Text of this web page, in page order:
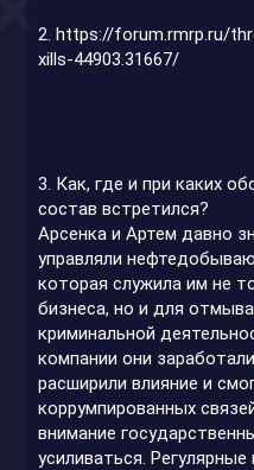
2. https://forum.rmrp.ru/
xills-44903.31667/
3. Как, где и при каких
состав встретился?
Арсенка и Артем давно
управляли
которая служила им не
бизнеса, но и для
криминальной
компании они
расширили влияние и
коррумпированных
внимание
усиливаться.